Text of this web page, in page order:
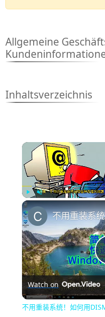
Allgemeine
Inhaltsverzeichnis
Play
Watch on
不用重装系统！如何用